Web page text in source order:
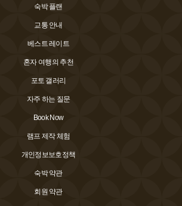
숙박 플랜
교통 안내
베스트 레이트
혼자 여행의 추천
포토 갤러리
자주 하는 질문
Book Now
램프 제작 체험
개인정보보호정책
숙박 약관
회원 약관